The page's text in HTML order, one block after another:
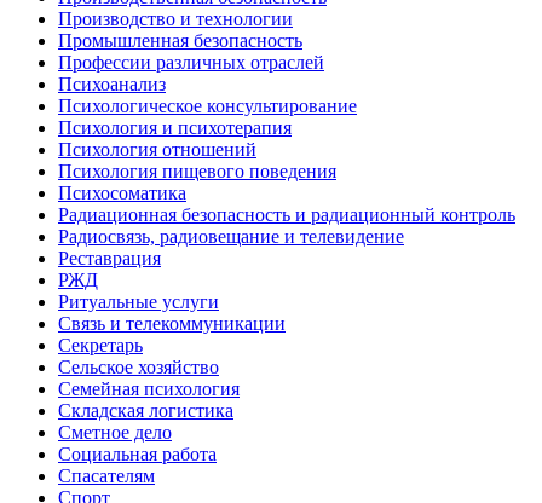
Производство и технологии
Промышленная безопасность
Профессии различных отраслей
Психоанализ
Психологическое консультирование
Психология и психотерапия
Психология отношений
Психология пищевого поведения
Психосоматика
Радиационная безопасность и радиационный контроль
Радиосвязь, радиовещание и телевидение
Реставрация
РЖД
Ритуальные услуги
Связь и телекоммуникации
Секретарь
Сельское хозяйство
Семейная психология
Складская логистика
Сметное дело
Социальная работа
Спасателям
Спорт